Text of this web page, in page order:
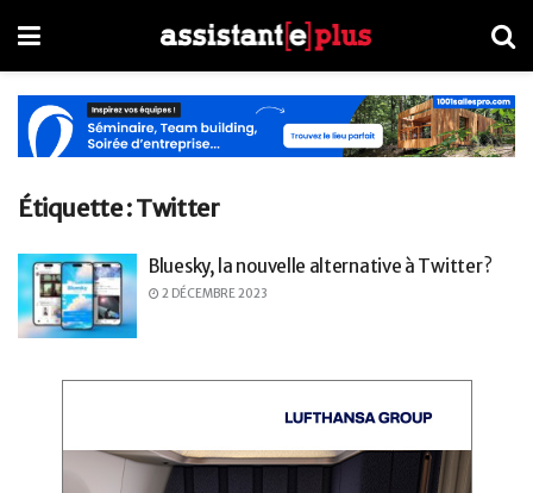
Étiquette :Twitter
Bluesky, la nouvelle alternative à Twitter ?
2 DÉCEMBRE 2023